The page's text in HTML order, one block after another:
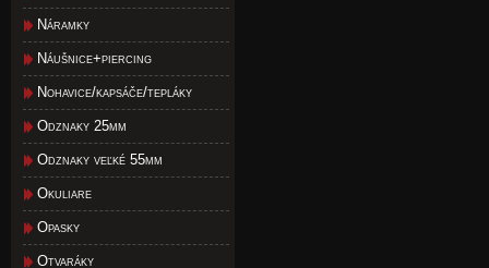
Náramky
Náušnice+piercing
Nohavice/kapsáče/tepláky
Odznaky 25mm
Odznaky veľké 55mm
Okuliare
Opasky
Otvaráky